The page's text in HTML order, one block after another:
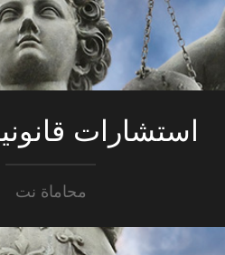
استشارات
محاماة نت